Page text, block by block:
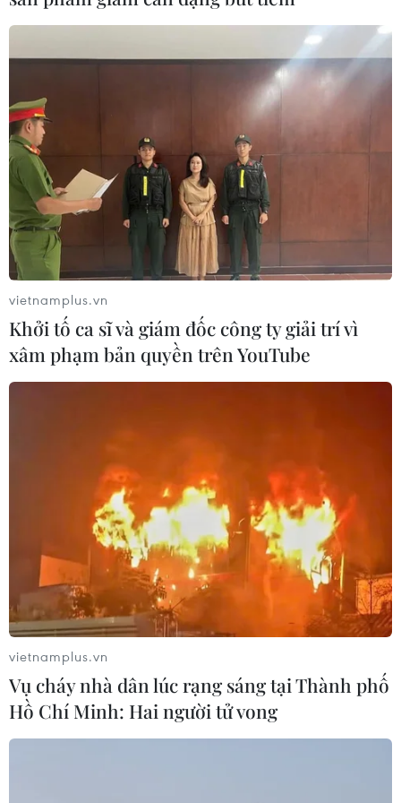
vietnamplus.vn
Khởi tố ca sĩ và giám đốc công ty giải trí vì
xâm phạm bản quyền trên YouTube
vietnamplus.vn
Vụ cháy nhà dân lúc rạng sáng tại Thành phố
Hồ Chí Minh: Hai người tử vong